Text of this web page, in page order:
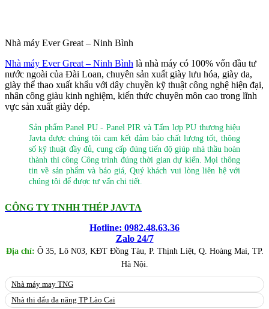
Nhà máy Ever Great – Ninh Bình
Nhà máy Ever Great – Ninh Bình là nhà máy có 100% vốn đầu tư
nước ngoài của Đài Loan, chuyên sản xuất giày lưu hóa, giày da,
giày thể thao xuất khẩu với dây chuyền kỹ thuật công nghệ hiện đại,
nhân công giàu kinh nghiệm, kiến thức chuyên môn cao trong lĩnh
vực sản xuất giày dép.
Sản phẩm Panel PU - Panel PIR và Tấm lợp PU thương hiệu
Javta được chúng tôi cam kết đảm bảo chất lượng tốt, thông
số kỹ thuật đầy đủ, cung cấp đúng tiến độ giúp nhà thầu hoàn
thành thi công Công trình đúng thời gian dự kiến. Mọi thông
tin về sản phẩm và báo giá, Quý khách vui lòng liên hệ với
chúng tôi để được tư vấn chi tiết.
CÔNG TY TNHH THÉP JAVTA
Hotline: 0982.48.63.36
Zalo 24/7
Địa chỉ: Ô 35, Lô N03, KĐT Đồng Tàu, P. Thịnh Liệt, Q. Hoàng Mai, TP.
Hà Nội.
Nhà máy may TNG
Nhà thi đấu đa năng TP Lào Cai